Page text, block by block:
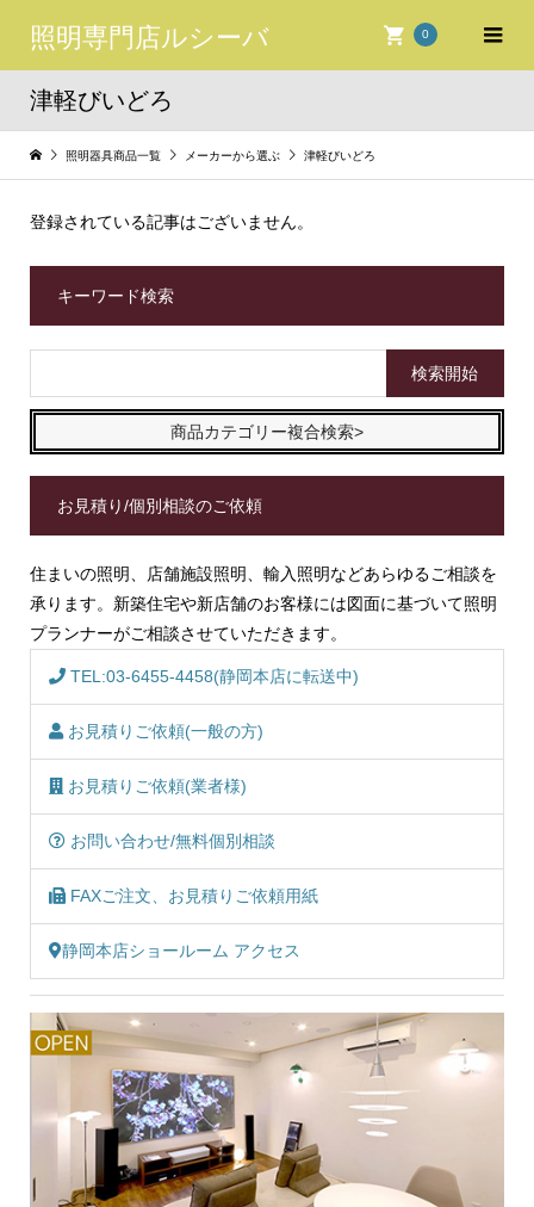
照明専門店ルシーバ 0
津軽びいどろ
照明器具商品一覧 メーカーから選ぶ 津軽びいどろ
登録されている記事はございません。
キーワード検索
商品カテゴリー複合検索>
お見積り/個別相談のご依頼
住まいの照明、店舗施設照明、輸入照明などあらゆるご相談を
承ります。新築住宅や新店舗のお客様には図面に基づいて照明
プランナーがご相談させていただきます。
TEL:03-6455-4458(静岡本店に転送中)
お見積りご依頼(一般の方)
お見積りご依頼(業者様)
お問い合わせ/無料個別相談
FAXご注文、お見積りご依頼用紙
静岡本店ショールーム アクセス